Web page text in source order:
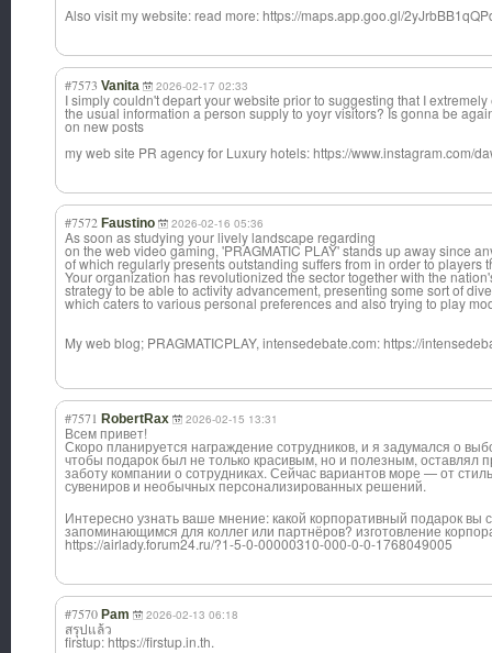
Also visit my website: read more: https://maps.app.goo.gl/
#7573 Vanita 2026-02-17 02:33
I simply couldn't depart your website prior to suggesting that I
the usual information a person supply to yoyr visitors? Is gonna be
on new posts
my web site PR agency for Luxury hotels: https://www.instagram.com/
#7572 Faustino 2026-02-16 05:36
As soon as studying your lively landscape regarding
on the web video gaming, 'PRAGMATIC PLAY' stands up away since
of which regularly presents outstanding suffers from in order to players
Your organization has revolutionized the sector together with the
strategy to be able to activity advancement, presenting some sort of
which caters to various personal preferences and also trying to play
My web blog; PRAGMATICPLAY, intensedebate.com: https://
#7571 RobertRax 2026-02-15 13:31
Всем привет!
Скоро планируется награждение сотрудников, и я задумался о
чтобы подарок был не только красивым, но и полезным, оставлял
заботу компании о сотрудниках. Сейчас вариантов море — от
сувениров и необычных персонализированных решений.
Интересно узнать ваше мнение: какой корпоративный подарок вы
запоминающимся для коллег или партнёров? изготовление
https://airlady.forum24.ru/?1-5-0-00000310-000-0-0-1768049005
#7570 Pam 2026-02-13 06:18
สรุปแล้ว
firstup: https://firstup.in.th.